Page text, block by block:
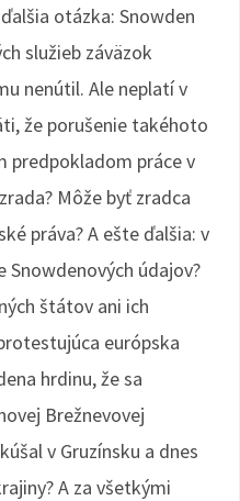
otázka: Snowden
služieb záväzok
nenútil. Ale neplatí v
že porušenie takéhoto
predpokladom práce v
Môže byť zradca
práva? A ešte ďalšia: v
Snowdenových údajov?
štátov ani ich
európska
hrdinu, že sa
Brežnevovej
v Gruzínsku a dnes
A za všetkými